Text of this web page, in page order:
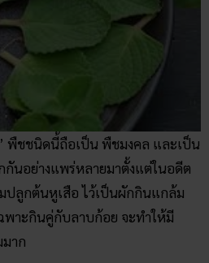
พืชชนิดนี้ถือเป็น พืชมงคล และเป็น
นอย่างแพร่หลายมาตั้งแต่ในอดีต
ปลูกต้นหูเสือ ไว้เป็นผักกินแกล้ม
พาะกินคู่กับลาบก้อย จะทำให้มี
าก